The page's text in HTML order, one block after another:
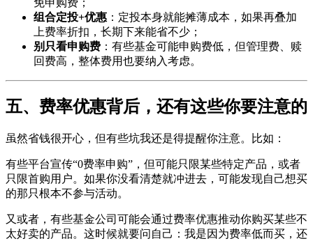
免申购费；
组合定投+优惠 ：定投本身就能摊薄成本，如果再叠加
上费率折扣，长期下来能省不少；
别只看申购费 ：有些基金可能申购费低，但管理费、赎
回费高，整体费用也要纳入考虑。
五、费率优惠背后，还有这些你要注意的
虽然省钱很开心，但有些坑我还是得提醒你注意。比如：
有些平台宣传“0费率申购”，但可能只限某些特定产品，或者
只限首购用户。如果你没看清楚就冲进去，可能发现自己想买
的那只根本不参与活动。
又或者，有些基金公司可能会通过费率优惠推动你购买某些不
太好卖的产品。这时候就要问自己：我是因为费率低而买，还